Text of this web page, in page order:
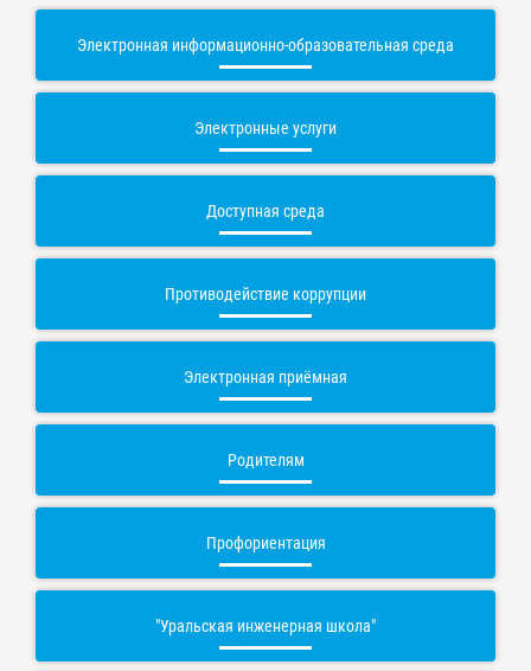
Электронная информационно-образовательная среда
Электронные услуги
Доступная среда
Противодействие коррупции
Электронная приёмная
Родителям
Профориентация
"Уральская инженерная школа"